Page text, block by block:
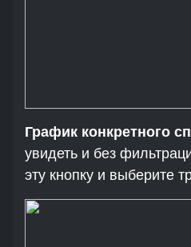
График конкретного
увидеть и без
эту кнопку и выберите